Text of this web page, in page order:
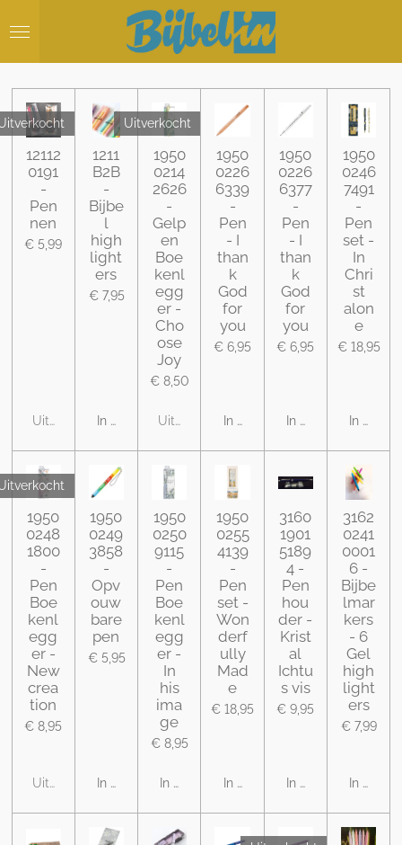
direct
hoofdinhoud
12112
0191
-
Pen
nen
€ 5,99
Uitverkocht
1211
B2B
-
Bijbe
l
high
light
ers
€ 7,95
In winkelwagen
Uitverkocht
1950
0214
2626
-
Gelp
en
Boe
kenl
egg
er -
Cho
ose
Joy
€ 8,50
Uitverkocht
1950
0226
6339
-
Pen
- I
than
k
God
for
you
€ 6,95
In winkelwagen
1950
0226
6377
-
Pen
- I
than
k
God
for
you
€ 6,95
In winkelwagen
1950
0246
7491
-
Pen
set -
In
Chri
st
alon
e
€ 18,95
In
1950
0248
1800
-
Pen
Boe
kenl
egg
er -
New
crea
tion
€ 8,95
Uitverkocht
1950
0249
3858
-
Opv
ouw
bare
pen
€ 5,95
In winkelwagen
1950
0250
9115
-
Pen
Boe
kenl
egg
er -
In
his
ima
ge
€ 8,95
In winkelwagen
1950
0255
4139
-
Pen
set -
Won
derf
ully
Mad
e
€ 18,95
In winkelwagen
3160
1901
5189
4 -
Pen
hou
der -
Krist
al
Ichtu
s vis
€ 9,95
In winkelwagen
3162
0241
0001
6 -
Bijbe
lmar
kers
- 6
Gel
high
light
ers
€ 7,99
In